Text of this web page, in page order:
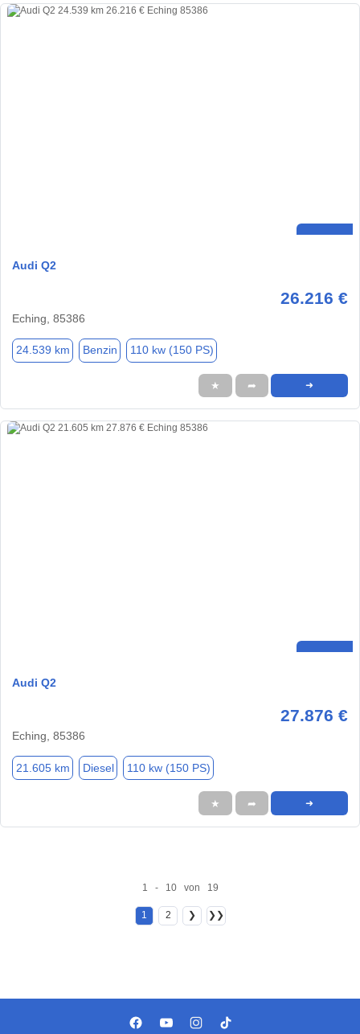
Audi Q2
26.216 €
Eching, 85386
24.539 km Benzin 110 kw (150 PS)
★ ➦ ➜
Audi Q2
27.876 €
Eching, 85386
21.605 km Diesel 110 kw (150 PS)
★ ➦ ➜
1 - 10 von 19
1 2 ❯ ❯❯